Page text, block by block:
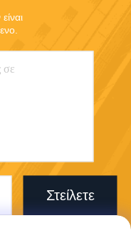
Στείλετε